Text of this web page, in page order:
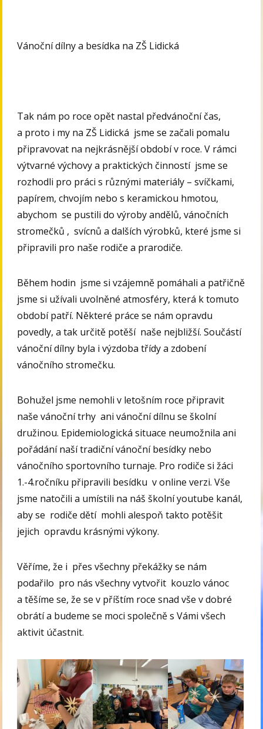
Vánoční dílny a besídka na ZŠ Lidická
Tak nám po roce opět nastal předvánoční čas,
a proto i my na ZŠ Lidická jsme se začali pomalu
připravovat na nejkrásnější období v roce. V rámci
výtvarné výchovy a praktických činností jsme se
rozhodli pro práci s různými materiály – svíčkami,
papírem, chvojím nebo s keramickou hmotou,
abychom se pustili do výroby andělů, vánočních
stromečků , svícnů a dalších výrobků, které jsme si
připravili pro naše rodiče a prarodiče.
Během hodin jsme si vzájemně pomáhali a patřičně
jsme si užívali uvolněné atmosféry, která k tomuto
období patří. Některé práce se nám opravdu
povedly, a tak určitě potěší naše nejbližší. Součástí
vánoční dílny byla i výzdoba třídy a zdobení
vánočního stromečku.
Bohužel jsme nemohli v letošním roce připravit
naše vánoční trhy ani vánoční dílnu se školní
družinou. Epidemiologická situace neumožnila ani
pořádání naší tradiční vánoční besídky nebo
vánočního sportovního turnaje. Pro rodiče si žáci
1.-4.ročníku připravili besídku v online verzi. Vše
jsme natočili a umístili na náš školní youtube kanál,
aby se rodiče dětí mohli alespoň takto potěšit
jejich opravdu krásnými výkony.
Věříme, že i přes všechny překážky se nám
podařilo pro nás všechny vytvořit kouzlo vánoc
a těšíme se, že se v příštím roce snad vše v dobré
obrátí a budeme se moci společně s Vámi všech
aktivit účastnit.